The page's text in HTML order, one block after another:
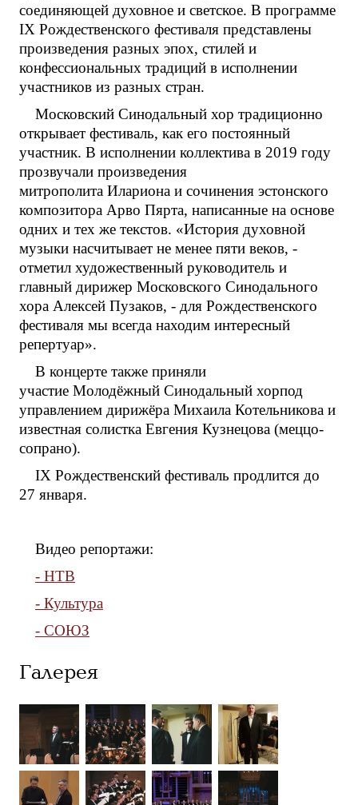
соединяющей духовное и светское. В программе
IX Рождественского фестиваля представлены
произведения разных эпох, стилей и
конфессиональных традиций в исполнении
участников из разных стран.
Московский Синодальный хор традиционно
открывает фестиваль, как его постоянный
участник. В исполнении коллектива в 2019 году
прозвучали произведения
митрополита Илариона и сочинения эстонского
композитора Арво Пярта, написанные на основе
одних и тех же текстов. «История духовной
музыки насчитывает не менее пяти веков, -
отметил художественный руководитель и
главный дирижер Московского Синодального
хора Алексей Пузаков, - для Рождественского
фестиваля мы всегда находим интересный
репертуар».
В концерте также приняли
участие Молодёжный Синодальный хорпод
управлением дирижёра Михаила Котельникова и
известная солистка Евгения Кузнецова (меццо-
сопрано).
IX Рождественский фестиваль продлится до
27 января.
Видео репортажи:
- НТВ
- Культура
- СОЮЗ
Галерея